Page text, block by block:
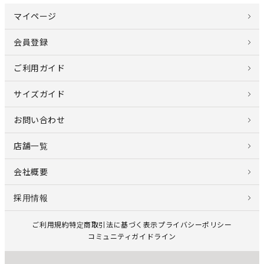
マイページ
会員登録
ご利用ガイド
サイズガイド
お問い合わせ
店舗一覧
会社概要
採用情報
ご利用規約特定商取引法に基づく表示プライバシーポリシー
コミュニティガイドライン